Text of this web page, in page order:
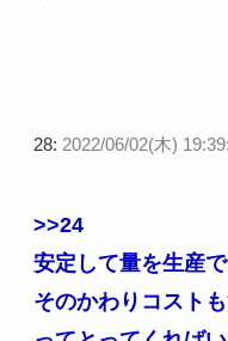
28: 2022/06/02(木)
>>24
安定して量を生産
そのかわりコスト